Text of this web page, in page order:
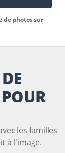
de photos sur
les familles
à l'image.